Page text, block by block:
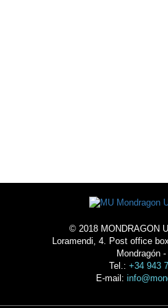
© 2018 MONDRAGON
Loramendi, 4. Post office
Mondragón
Tel.: +34 943
E-mail: